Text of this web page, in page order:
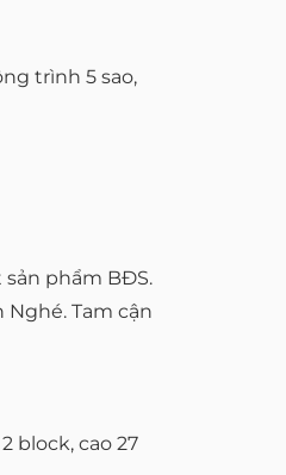
trình 5 sao,
phẩm BĐS.
Tam cận
block, cao 27